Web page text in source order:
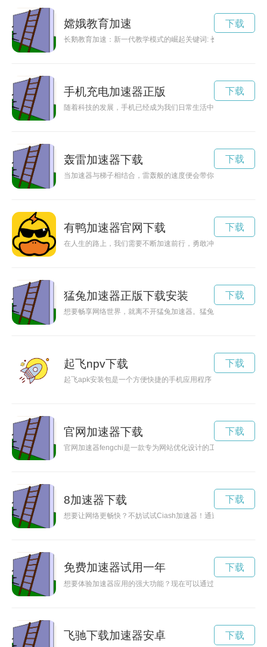
嫦娥教育加速
长鹅教育加速：新一代教学模式的崛起关键词: 长鹅教育，加速
下载
手机充电加速器正版
随着科技的发展，手机已经成为我们日常生活中必不可少的工
下载
轰雷加速器下载
当加速器与梯子相结合，雷轰般的速度便会带你冲向成功！
下载
有鸭加速器官网下载
在人生的路上，我们需要不断加速前行，勇敢冲刺，不放弃，坚
下载
猛兔加速器正版下载安装
想要畅享网络世界，就离不开猛兔加速器。猛兔加速器能够帮
下载
起飞npv下载
起飞apk安装包是一个方便快捷的手机应用程序，让用户可以在
下载
官网加速器下载
官网加速器fengchi是一款专为网站优化设计的工具，能够帮助
下载
8加速器下载
想要让网络更畅快？不妨试试Ciash加速器！通过优化网络连接
下载
免费加速器试用一年
想要体验加速器应用的强大功能？现在可以通过免费试用入口
下载
飞驰下载加速器安卓 下载